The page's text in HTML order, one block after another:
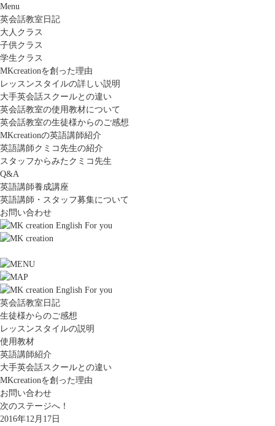
Menu
英会話教室日記
大人クラス
子供クラス
学生クラス
MKcreationを創った理由
レッスンスタイルの詳しい説明
大手英会話スクールとの違い
英会話教室の使用教材について
英会話教室の生徒様からのご感想
MKcreationの英語講師紹介
英語講師クミコ先生の紹介
スタッフからみたクミコ先生
Q&A
英語講師養成講座
英語講師・スタッフ募集について
お問い合わせ
英会話教室日記
生徒様からのご感想
レッスンスタイルの説明
使用教材
英語講師紹介
大手英会話スクールとの違い
MKcreationを創った理由
お問い合わせ
次のステージへ！
2016年12月17日